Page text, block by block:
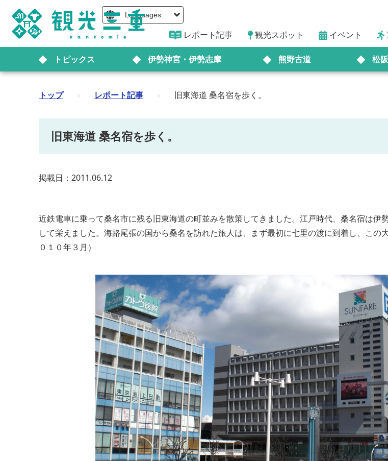
Languages
レポート記事 観光スポット イベント
トピックス 伊勢神宮・伊勢志摩 熊野古道 松
トップ › レポート記事 › 旧東海道 桑名宿を歩く。
旧東海道 桑名宿を歩く。
掲載日：2011.06.12
近鉄電車に乗って桑名市に残る旧東海道の町並みを散策してきました。江戸時代、桑名宿は伊
して栄えました。海路尾張の国から桑名を訪れた旅人は、まず最初に七里の渡に到着し、この
０１０年３月）